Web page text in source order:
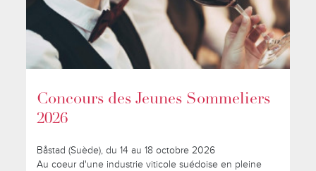
Concours des Jeunes Sommeliers
2026
Båstad (Suède), du 14 au 18 octobre 2026
Au coeur d'une industrie viticole suédoise en pleine